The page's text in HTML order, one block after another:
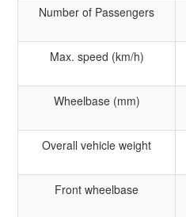
Number of Passengers
Max. speed (km/h)
Wheelbase (mm)
Overall vehicle weight
Front wheelbase